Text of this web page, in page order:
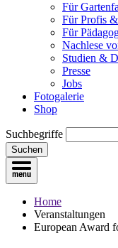
Für
Für Profis
Für
Nachlese
Studien &
Presse
Jobs
Fotogalerie
Shop
Suchbegriffe
Suchen
Home
Veranstaltungen
European Award